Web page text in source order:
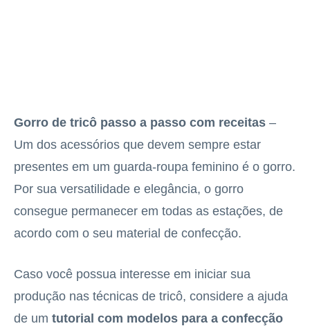
Gorro de tricô passo a passo com receitas –
Um dos acessórios que devem sempre estar
presentes em um guarda-roupa feminino é o gorro.
Por sua versatilidade e elegância, o gorro
consegue permanecer em todas as estações, de
acordo com o seu material de confecção.
Caso você possua interesse em iniciar sua
produção nas técnicas de tricô, considere a ajuda
de um tutorial com modelos para a confecção